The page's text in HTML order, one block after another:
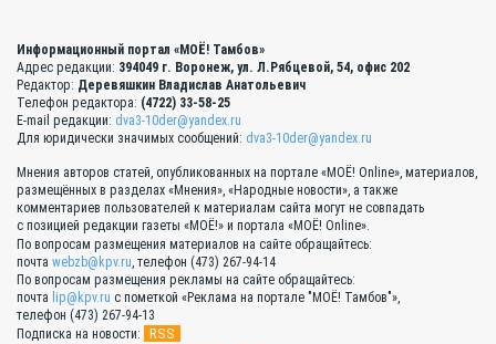
Информационный портал «МОЁ! Тамбов»
Адрес редакции: 394049 г. Воронеж, ул. Л.Рябцевой, 54, офис 202
Редактор: Деревяшкин Владислав Анатольевич
Телефон редактора: (4722) 33-58-25
E-mail редакции: dva3-10der@yandex.ru
Для юридически значимых сообщений: dva3-10der@yandex.ru
Мнения авторов статей, опубликованных на портале «МОЁ! Online», материалов,
размещённых в разделах «Мнения», «Народные новости», а также
комментариев пользователей к материалам сайта могут не совпадать
с позицией редакции газеты «МОЁ!» и портала «МОЁ! Online».
По вопросам размещения материалов на сайте обращайтесь:
почта webzb@kpv.ru, телефон (473) 267-94-14
По вопросам размещения рекламы на сайте обращайтесь:
почта lip@kpv.ru с пометкой «Реклама на портале "МОЁ! Тамбов"»,
телефон (473) 267-94-13
Подписка на новости:
RSS